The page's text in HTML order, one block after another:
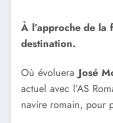
À l’approche de
destination.
Où évoluera José
actuel avec l’AS
navire romain, pour